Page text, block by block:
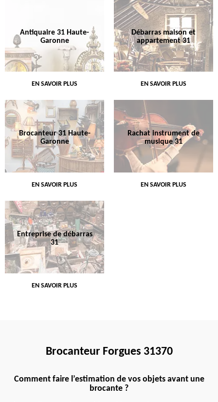
Antiquaire 31 Haute-
Garonne
EN SAVOIR PLUS
Débarras maison et
appartement 31
EN SAVOIR PLUS
Brocanteur 31 Haute-
Garonne
EN SAVOIR PLUS
Rachat instrument de
musique 31
EN SAVOIR PLUS
Entreprise de débarras
31
EN SAVOIR PLUS
Brocanteur Forgues 31370
Comment faire l’estimation de vos objets avant une
brocante ?